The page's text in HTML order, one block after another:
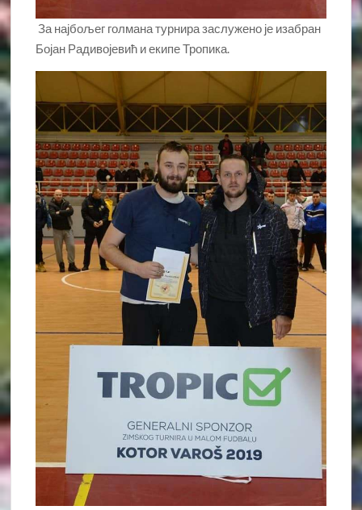
За најбољег голмана турнира заслужено је изабран
Бојан Радивојевић и екипе Тропика.